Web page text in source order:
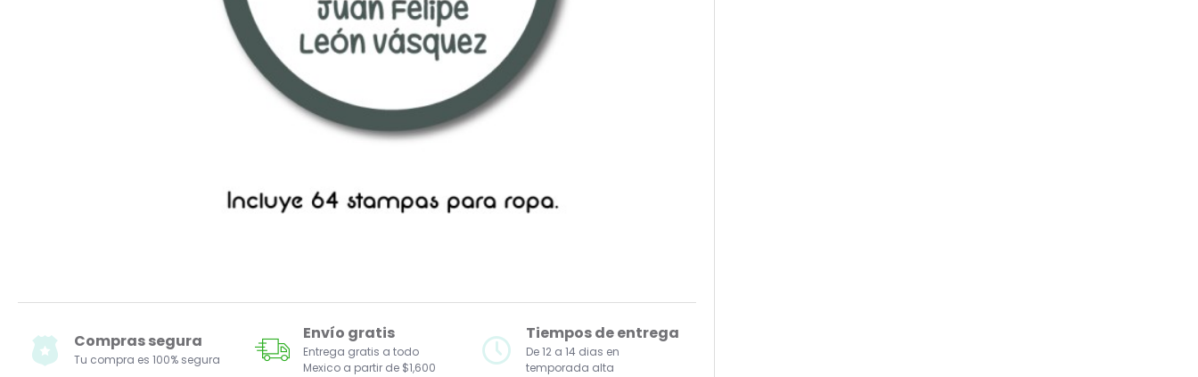
Compras segura
Tu compra es 100% segura
Envío gratis
Entrega gratis a todo
Mexico a partir de $1,600
Tiempos de entrega
De 12 a 14 dias en
temporada alta